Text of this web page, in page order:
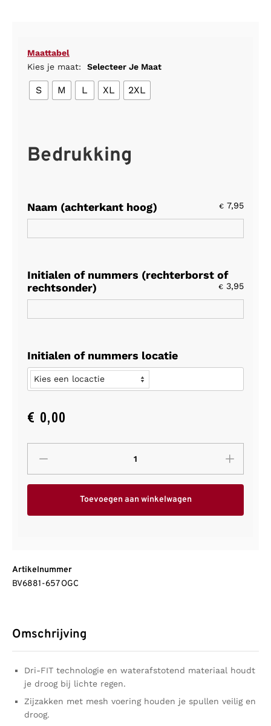
Maattabel
Kies je maat:
Selecteer Je Maat
S M L XL 2XL
Bedrukking
Naam (achterkant hoog) € 7,95
Initialen of nummers (rechterborst of
rechtsonder)
€ 3,95
Initialen of nummers locatie
€ 0,00
Toevoegen aan winkelwagen
Artikelnummer
BV6881-657 OGC
Omschrijving
Dri-FIT technologie en waterafstotend materiaal houdt
je droog bij lichte regen.
Zijzakken met mesh voering houden je spullen veilig en
droog.